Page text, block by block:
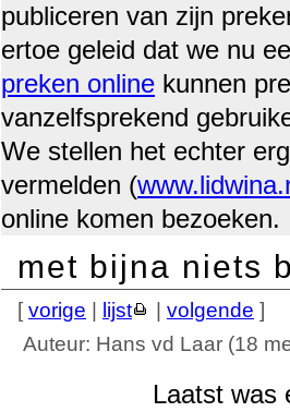
publiceren van zijn
ertoe geleid dat we nu
preken online kunnen
vanzelfsprekend
We stellen het echter
vermelden (
online komen bezoeken.
met bijna niets
[ vorige lijst volgende ]
Auteur: Hans vd Laar (18
Laatst was